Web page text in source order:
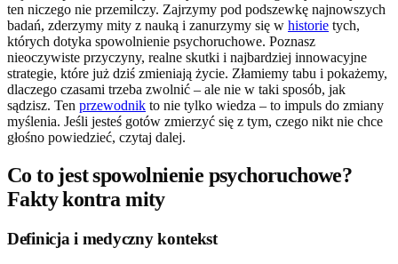
ten niczego nie przemilczy. Zajrzymy pod podszewkę najnowszych
badań, zderzymy mity z nauką i zanurzymy się w historie tych,
których dotyka spowolnienie psychoruchowe. Poznasz
nieoczywiste przyczyny, realne skutki i najbardziej innowacyjne
strategie, które już dziś zmieniają życie. Złamiemy tabu i pokażemy,
dlaczego czasami trzeba zwolnić – ale nie w taki sposób, jak
sądzisz. Ten przewodnik to nie tylko wiedza – to impuls do zmiany
myślenia. Jeśli jesteś gotów zmierzyć się z tym, czego nikt nie chce
głośno powiedzieć, czytaj dalej.
Co to jest spowolnienie psychoruchowe?
Fakty kontra mity
Definicja i medyczny kontekst